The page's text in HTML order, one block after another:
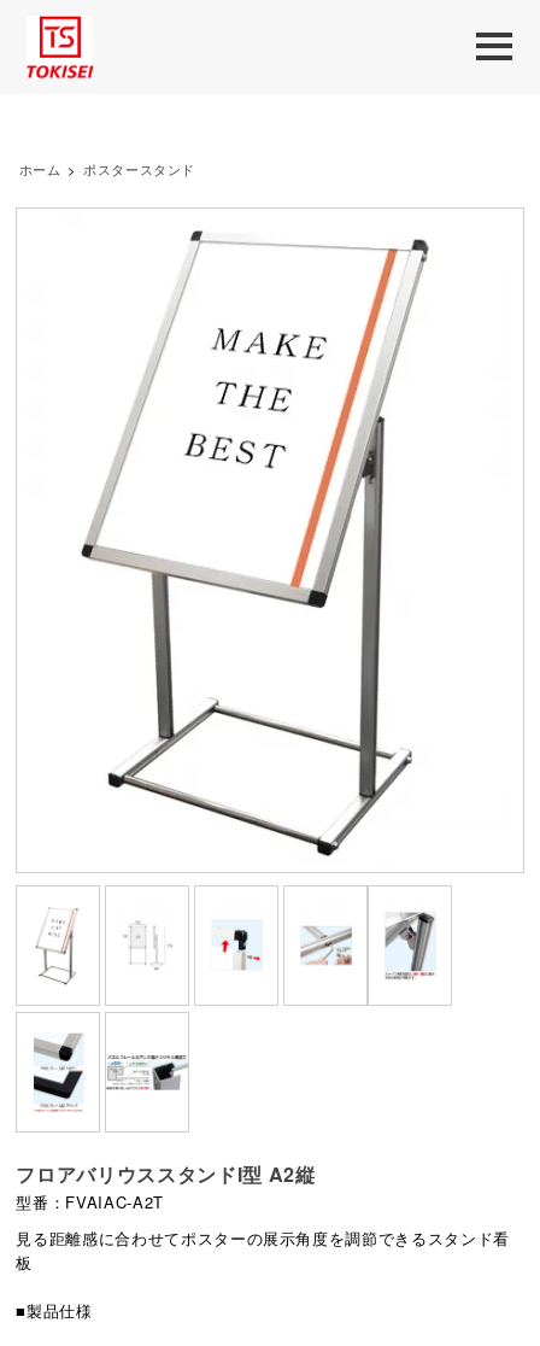
ホーム > ポスタースタンド
フロアバリウススタンドI型 A2縦
型番：FVAIAC-A2T
見る距離感に合わせてポスターの展示角度を調節できるスタンド看
板
■製品仕様